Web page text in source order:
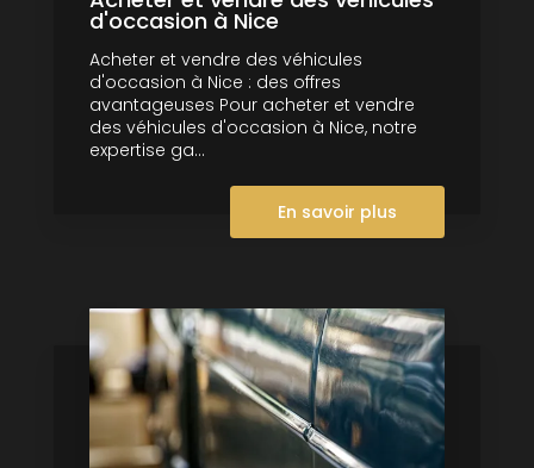
d'occasion à Nice
Acheter et vendre des véhicules
d'occasion à Nice : des offres
avantageuses Pour acheter et vendre
des véhicules d'occasion à Nice, notre
expertise ga...
En savoir plus